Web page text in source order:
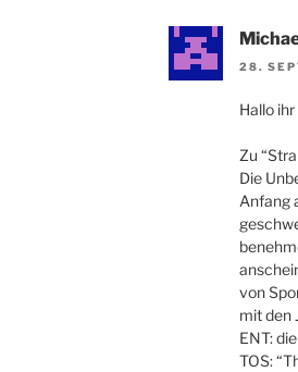
28.
Hallo
Zu
Die
Anfang
von
mit den
ENT:
TOS: